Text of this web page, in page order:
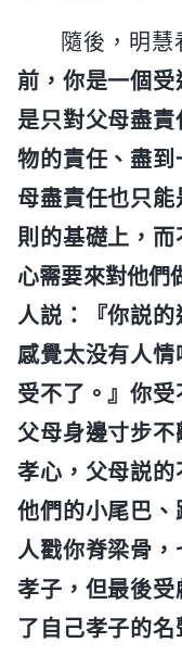
隨後，明
前，你是一個
是只對父母盡
物的責任、盡
母盡責任也只
則的基礎上，
心需要來對他
人説：『你説
感覺太没有人
受不了。』你
父母身邊寸步
孝心，父母説
他們的小尾巴
人戳你脊梁骨
孝子，但最後
了自己孝子的名